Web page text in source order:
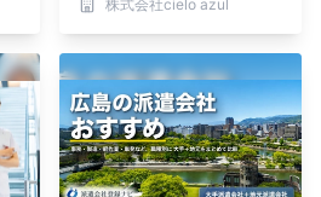
株式会社cielo azul